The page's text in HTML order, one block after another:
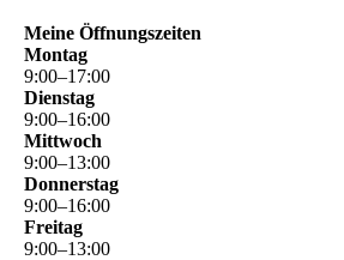
Meine Öffnungszeiten
Montag
9:00–17:00
Dienstag
9:00–16:00
Mittwoch
9:00–13:00
Donnerstag
9:00–16:00
Freitag
9:00–13:00